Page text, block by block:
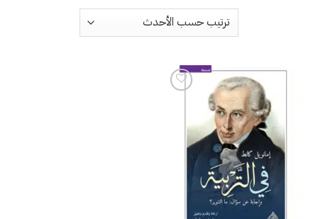
الرغبات